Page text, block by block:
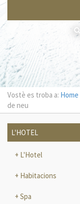
Vostè es troba a: Home
de neu
L'HOTEL
L'Hotel
Habitacions
Spa